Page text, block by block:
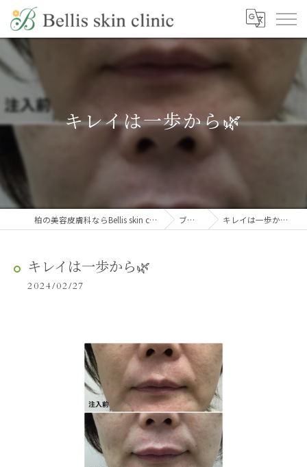
キレイは一歩から🌿
柏の美容皮膚科ならBellis skin clinic ブログ キレイは一歩から🌿
キレイは一歩から🌿
2024/02/27